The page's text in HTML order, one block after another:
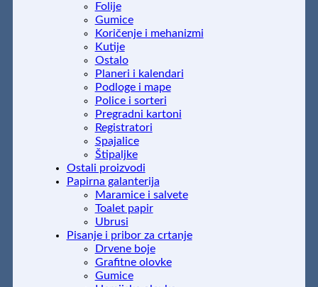
Folije
Gumice
Koričenje i mehanizmi
Kutije
Ostalo
Planeri i kalendari
Podloge i mape
Police i sorteri
Pregradni kartoni
Registratori
Spajalice
Štipaljke
Ostali proizvodi
Papirna galanterija
Maramice i salvete
Toalet papir
Ubrusi
Pisanje i pribor za crtanje
Drvene boje
Grafitne olovke
Gumice